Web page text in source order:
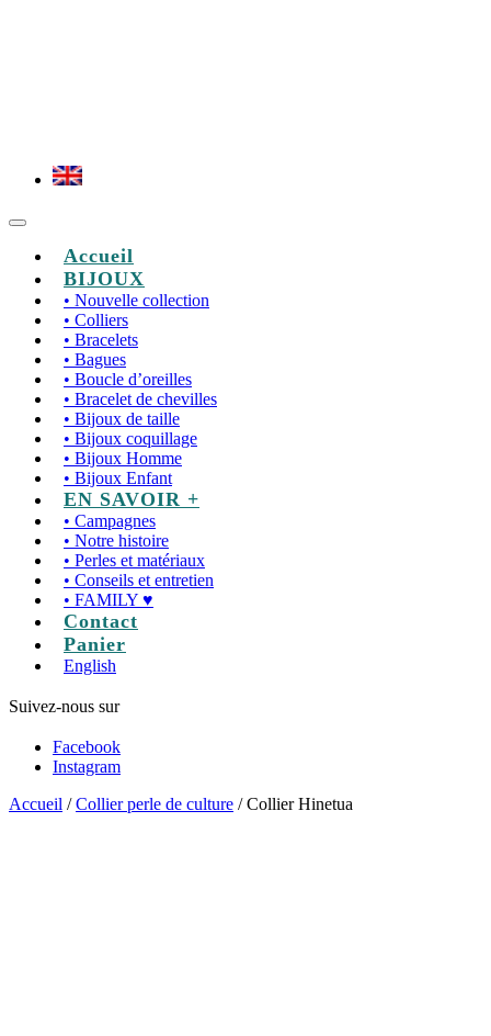
Accueil
BIJOUX
• Nouvelle collection
• Colliers
• Bracelets
• Bagues
• Boucle d’oreilles
• Bracelet de chevilles
• Bijoux de taille
• Bijoux coquillage
• Bijoux Homme
• Bijoux Enfant
EN SAVOIR +
• Campagnes
• Notre histoire
• Perles et matériaux
• Conseils et entretien
• FAMILY ♥
Contact
Panier
English
Suivez-nous sur
Facebook
Instagram
Accueil /Collier perle de culture / Collier Hinetua